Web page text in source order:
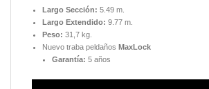
Largo Sección: 5.49 m.
Largo Extendido: 9.77 m.
Peso: 31,7 kg.
Nuevo traba peldaños MaxLock
Garantía: 5 años